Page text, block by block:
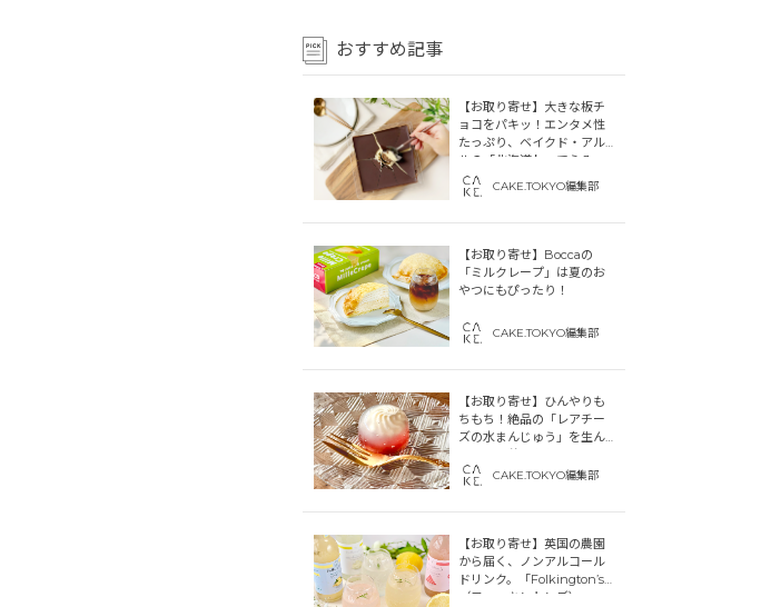
おすすめ記事
【お取り寄せ】大きな板チ
ョコをパキッ！エンタメ性
たっぷり、ベイクド・アル
ルの「北海道わってらみ
す」
CAKE.TOKYO編集部
【お取り寄せ】Boccaの
「ミルクレープ」は夏のお
やつにもぴったり！
CAKE.TOKYO編集部
【お取り寄せ】ひんやりも
ちもち！絶品の「レアチー
ズの水まんじゅう」を生ん
だ「中津菓子かねい」のス
トーリーCAKE.TOKYO編集部
【お取り寄せ】英国の農園
から届く、ノンアルコール
ドリンク。「Folkington’s
（フォーキントンズ）」